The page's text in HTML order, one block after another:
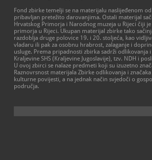
Fond zbirke temelji se na materijalu naslijeđenom
pribavljan pretežito darovanjima. Ostali materijal
Hrvatskog Primorja i Narodnog muzeja u Rijeci čiji
primorja u Rijeci. Ukupan materijal zbirke tako
razdoblja druge polovice 19. i 20. stoljeća, kao
vladaru ili pak za osobnu hrabrost, zalaganje i
usluge. Prema pripadnosti zbirka sadrži odlikovanja
Kraljevine SHS (Kraljevine Jugoslavije), tzv. NDH i
U ovoj zbirci se nalaze predmeti koji su izuzetno
Raznovrsnost materijala Zbirke odlikovanja i
kulturne povijesti, a na jednak način svjedoči o
područja.